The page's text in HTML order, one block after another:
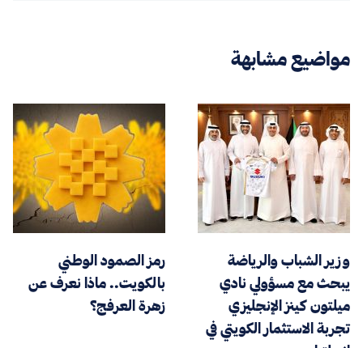
مواضيع مشابهة
وزير الشباب والرياضة
يبحث مع مسؤولي نادي
ميلتون كينز الإنجليزي
تجربة الاستثمار الكويتي في
رمز الصمود الوطني
بالكويت.. ماذا نعرف عن
زهرة العرفج؟